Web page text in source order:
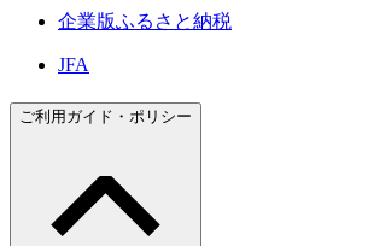
企業版ふるさと納税
JFA
ご利用ガイド・ポリシー